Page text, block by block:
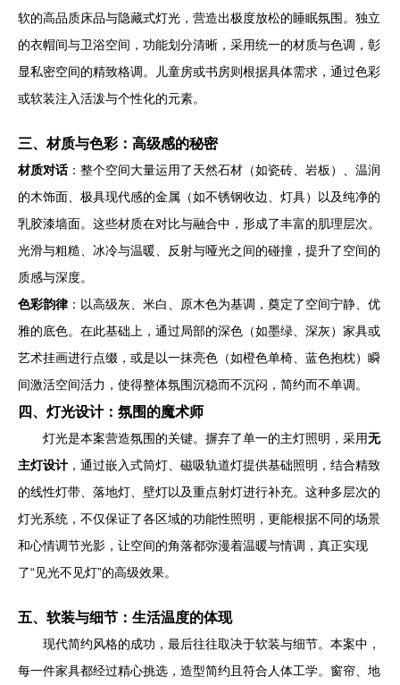
软的高品质床品与隐藏式灯光，营造出极度放松的睡眠氛围。独立
的衣帽间与卫浴空间，功能划分清晰，采用统一的材质与色调，彰
显私密空间的精致格调。儿童房或书房则根据具体需求，通过色彩
或软装注入活泼与个性化的元素。
三、材质与色彩：高级感的秘密
材质对话：整个空间大量运用了天然石材（如瓷砖、岩板）、温润
的木饰面、极具现代感的金属（如不锈钢收边、灯具）以及纯净的
乳胶漆墙面。这些材质在对比与融合中，形成了丰富的肌理层次。
光滑与粗糙、冰冷与温暖、反射与哑光之间的碰撞，提升了空间的
质感与深度。
色彩韵律：以高级灰、米白、原木色为基调，奠定了空间宁静、优
雅的底色。在此基础上，通过局部的深色（如墨绿、深灰）家具或
艺术挂画进行点缀，或是以一抹亮色（如橙色单椅、蓝色抱枕）瞬
间激活空间活力，使得整体氛围沉稳而不沉闷，简约而不单调。
四、灯光设计：氛围的魔术师
灯光是本案营造氛围的关键。摒弃了单一的主灯照明，采用无
主灯设计 ，通过嵌入式筒灯、磁吸轨道灯提供基础照明，结合精致
的线性灯带、落地灯、壁灯以及重点射灯进行补充。这种多层次的
灯光系统，不仅保证了各区域的功能性照明，更能根据不同的场景
和心情调节光影，让空间的角落都弥漫着温暖与情调，真正实现
了“见光不见灯”的高级效果。
五、软装与细节：生活温度的体现
现代简约风格的成功，最后往往取决于软装与细节。本案中，
每一件家具都经过精心挑选，造型简约且符合人体工学。窗帘、地